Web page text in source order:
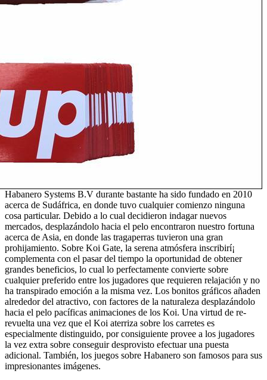
Habanero Systems B.V durante bastante ha sido fundado en 2010
acerca de Sudáfrica, en donde tuvo cualquier comienzo ninguna
cosa particular. Debido a lo cual decidieron indagar nuevos
mercados, desplazándolo hacia el pelo encontraron nuestro fortuna
acerca de Asia, en donde las tragaperras tuvieron una gran
prohijamiento. Sobre Koi Gate, la serena atmósfera inscribirí¡
complementa con el pasar del tiempo la oportunidad de obtener
grandes beneficios, lo cual lo perfectamente convierte sobre
cualquier preferido entre los jugadores que requieren relajación y no
ha transpirado emoción a la misma vez. Los bonitos gráficos añaden
alrededor del atractivo, con factores de la naturaleza desplazándolo
hacia el pelo pacíficas animaciones de los Koi. Una virtud de re-
revuelta una vez que el Koi aterriza sobre los carretes es
especialmente distinguido, por consiguiente provee a los jugadores
la vez extra sobre conseguir desprovisto efectuar una puesta
adicional. También, los juegos sobre Habanero son famosos para sus
impresionantes imágenes.